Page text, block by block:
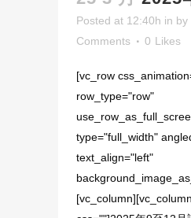
Posted at 12:40h in by
Comments
0 Likes
[vc_row
row_type="row"
type="full_width"
text_align="left"